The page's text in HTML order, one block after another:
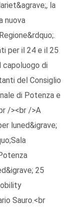
la
nuova
per il 24 e il 25
capoluogo di
del Consiglio
di Potenza e
/><br />A
luned&igrave;
25
Sauro.<br